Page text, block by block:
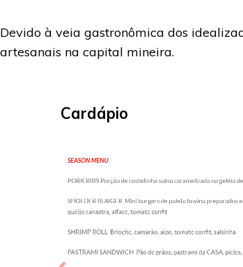
Devido à veia gastronômica dos
artesanais na capital mineira.
Cardápio